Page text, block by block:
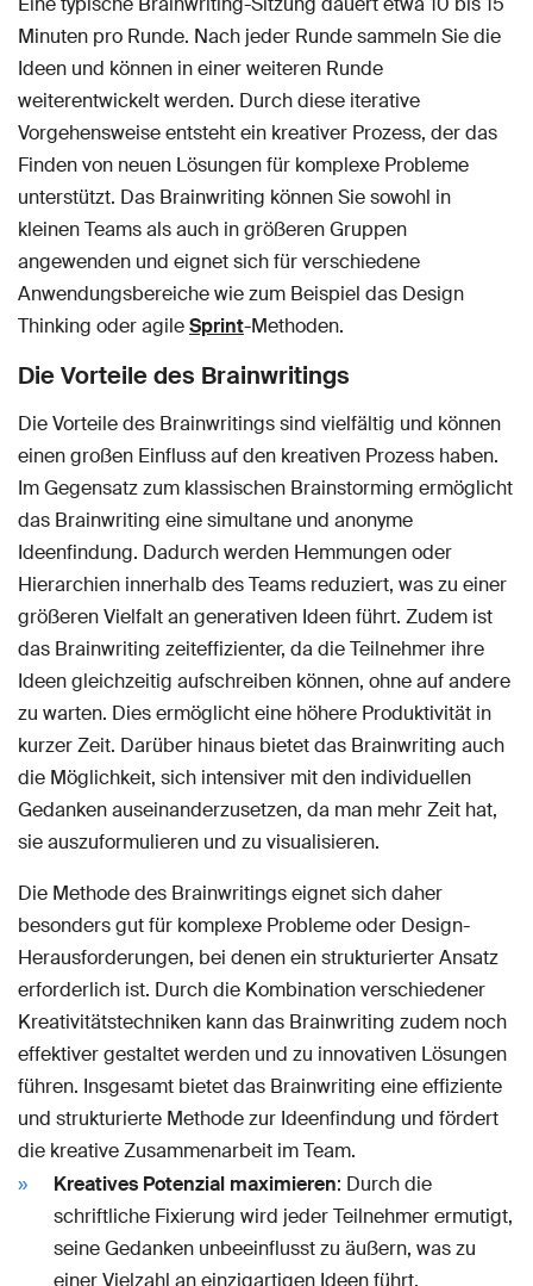
Minuten pro Runde. Nach jeder Runde sammeln Sie die
Ideen und können in einer weiteren Runde
weiterentwickelt werden. Durch diese iterative
Vorgehensweise entsteht ein kreativer Prozess, der das
Finden von neuen Lösungen für komplexe Probleme
unterstützt. Das Brainwriting können Sie sowohl in
kleinen Teams als auch in größeren Gruppen
angewenden und eignet sich für verschiedene
Anwendungsbereiche wie zum Beispiel das Design
Thinking oder agileSprint-Methoden.
Die Vorteile des Brainwritings
Die Vorteile des Brainwritings sind vielfältig und können
einen großen Einfluss auf den kreativen Prozess haben.
Im Gegensatz zum klassischen Brainstorming ermöglicht
das Brainwriting eine simultane und anonyme
Ideenfindung. Dadurch werden Hemmungen oder
Hierarchien innerhalb des Teams reduziert, was zu einer
größeren Vielfalt an generativen Ideen führt. Zudem ist
das Brainwriting zeiteffizienter, da die Teilnehmer ihre
Ideen gleichzeitig aufschreiben können, ohne auf andere
zu warten. Dies ermöglicht eine höhere Produktivität in
kurzer Zeit. Darüber hinaus bietet das Brainwriting auch
die Möglichkeit, sich intensiver mit den individuellen
Gedanken auseinanderzusetzen, da man mehr Zeit hat,
sie auszuformulieren und zu visualisieren.
Die Methode des Brainwritings eignet sich daher
besonders gut für komplexe Probleme oder Design-
Herausforderungen, bei denen ein strukturierter Ansatz
erforderlich ist. Durch die Kombination verschiedener
Kreativitätstechniken kann das Brainwriting zudem noch
effektiver gestaltet werden und zu innovativen Lösungen
führen. Insgesamt bietet das Brainwriting eine effiziente
und strukturierte Methode zur Ideenfindung und fördert
die kreative Zusammenarbeit im Team.
Kreatives Potenzial maximieren: Durch die
schriftliche Fixierung wird jeder Teilnehmer ermutigt,
seine Gedanken unbeeinflusst zu äußern, was zu
einer Vielzahl an einzigartigen Ideen führt.